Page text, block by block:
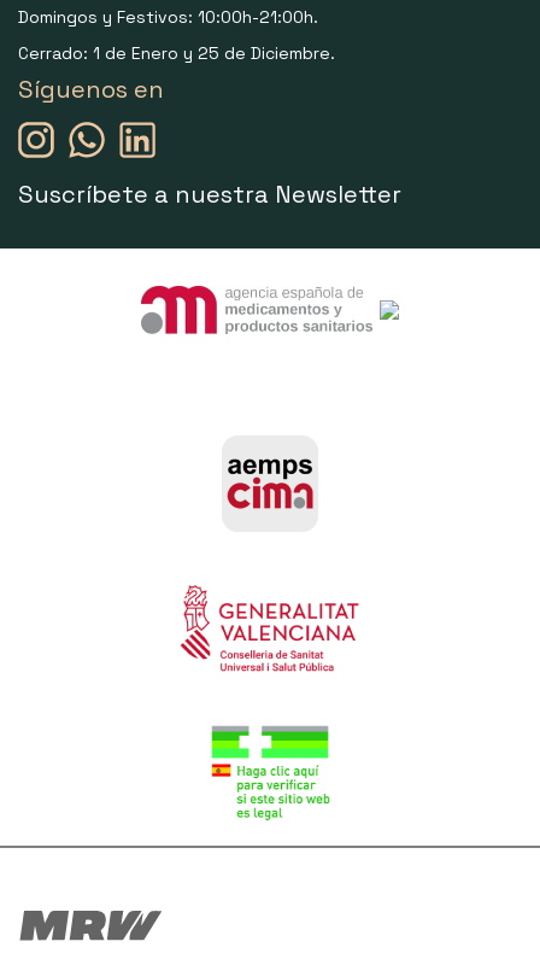
Domingos y Festivos: 10:00h-21:00h.
Cerrado: 1 de Enero y 25 de Diciembre.
Síguenos en
Suscríbete a nuestra Newsletter